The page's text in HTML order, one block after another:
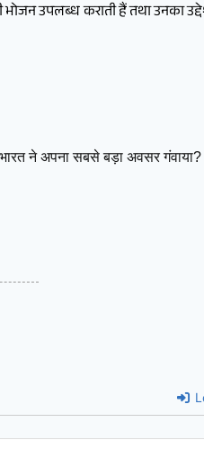
उपलब्ध कराती हैं तथा उनका
भारत ने अपना सबसे बड़ा अवसर